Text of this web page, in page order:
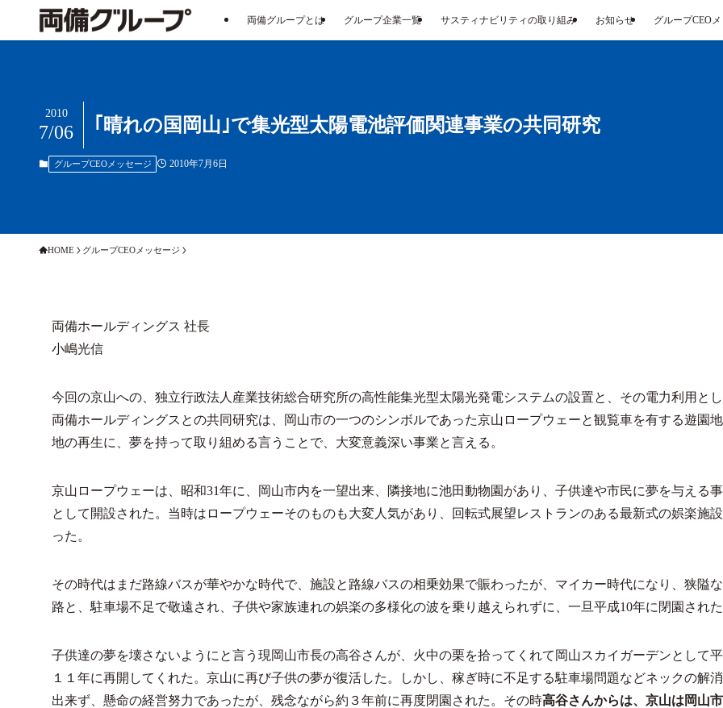
両備グループとは グループ企業一覧 サスティナビリティの取り組み お知らせ グループCEO
｢晴れの国岡山｣で集光型太陽電池評価関連事業の共同研究
2010
7/06
グループCEOメッセージ 2010年7月6日
HOME グループCEOメッセージ
両備ホールディングス 社長
小嶋光信
今回の京山への、独立行政法人産業技術総合研究所の高性能集光型太陽光発電システムの設置と、その電力利用と
両備ホールディングスとの共同研究は、岡山市の一つのシンボルであった京山ロープウェーと観覧車を有する遊園
地の再生に、夢を持って取り組める言うことで、大変意義深い事業と言える。
京山ロープウェーは、昭和31年に、岡山市内を一望出来、隣接地に池田動物園があり、子供達や市民に夢を与える
として開設された。当時はロープウェーそのものも大変人気があり、回転式展望レストランのある最新式の娯楽施
った。
その時代はまだ路線バスが華やかな時代で、施設と路線バスの相乗効果で賑わったが、マイカー時代になり、狭隘
路と、駐車場不足で敬遠され、子供や家族連れの娯楽の多様化の波を乗り越えられずに、一旦平成10年に閉園された
子供達の夢を壊さないようにと言う現岡山市長の高谷さんが、火中の栗を拾ってくれて岡山スカイガーデンとして
１１年に再開してくれた。京山に再び子供の夢が復活した。しかし、稼ぎ時に不足する駐車場問題などネックの解
出来ず、懸命の経営努力であったが、残念ながら約３年前に再度閉園された。その時高谷さんからは、京山は岡山